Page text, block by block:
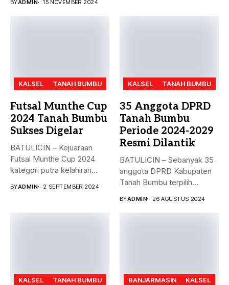
BYADMIN 15 NOVEMBER 2024
KALSEL TANAH BUMBU
Futsal Munthe Cup
2024 Tanah Bumbu
Sukses Digelar
BATULICIN – Kejuaraan
Futsal Munthe Cup 2024
kategori putra kelahiran
BYADMIN 2 SEPTEMBER 2024
KALSEL TANAH BUMBU
35 Anggota DPRD
Tanah Bumbu
Periode 2024-2029
Resmi Dilantik
BATULICIN – Sebanyak 35
anggota DPRD Kabupaten
Tanah Bumbu terpilih
BYADMIN 26 AGUSTUS 2024
KALSEL TANAH BUMBU BANJARMASIN KALSEL